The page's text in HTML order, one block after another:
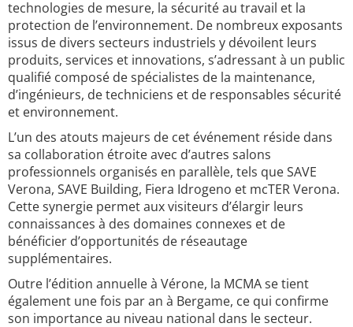
technologies de mesure, la sécurité au travail et la
protection de l’environnement. De nombreux exposants
issus de divers secteurs industriels y dévoilent leurs
produits, services et innovations, s’adressant à un public
qualifié composé de spécialistes de la maintenance,
d’ingénieurs, de techniciens et de responsables sécurité
et environnement.
L’un des atouts majeurs de cet événement réside dans
sa collaboration étroite avec d’autres salons
professionnels organisés en parallèle, tels que SAVE
Verona, SAVE Building, Fiera Idrogeno et mcTER Verona.
Cette synergie permet aux visiteurs d’élargir leurs
connaissances à des domaines connexes et de
bénéficier d’opportunités de réseautage
supplémentaires.
Outre l’édition annuelle à Vérone, la MCMA se tient
également une fois par an à Bergame, ce qui confirme
son importance au niveau national dans le secteur.